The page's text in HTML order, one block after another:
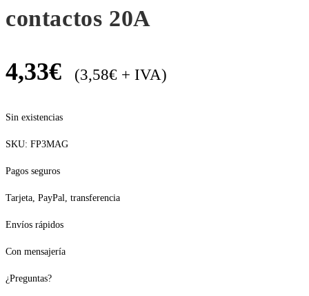
contactos 20A
4,33€ (3,58€ + IVA)
Sin existencias
SKU: FP3MAG
Pagos seguros
Tarjeta, PayPal, transferencia
Envíos rápidos
Con mensajería
¿Preguntas?